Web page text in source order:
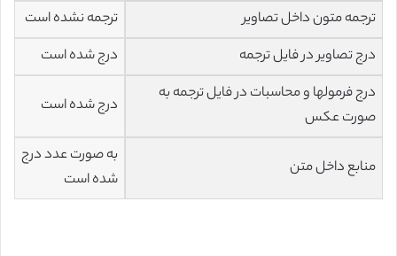
ترجمه متون داخل تصاویر
ترجمه نشده است
درج تصاویر در فایل ترجمه
درج شده است
درج فرمولها و محاسبات در فایل ترجمه به
صورت عکس
درج شده است
منابع داخل متن
به صورت عدد درج
شده است